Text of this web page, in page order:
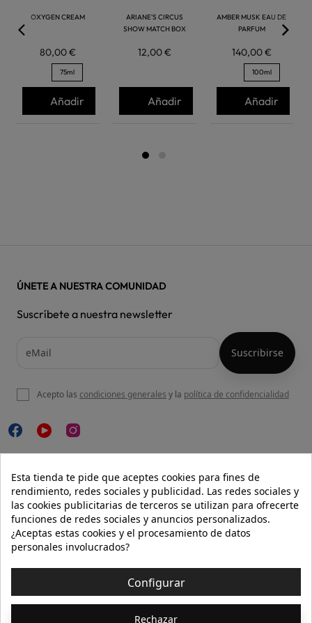
OXYGEN CREAM
80,00 €
75ml
Añadir
ARIANE'S CIRCUS
SHOW MATCH BOX
12,00 €
Añadir
AMBER MUSK EAU DE
PARFUM
140,00 €
100ml
Añadir
NUESTRA WEB
AYUDA
INFORMACIÓN 
ÚNETE A NUESTRA COMUNIDAD
Suscríbete a nuestra newsletter
Acepto las condiciones generales y la política de confidencialidad
Esta tienda te pide que aceptes cookies para fines de
rendimiento, redes sociales y publicidad. Las redes sociales y
las cookies publicitarias de terceros se utilizan para ofrecerte
funciones de redes sociales y anuncios personalizados.
¿Aceptas estas cookies y el procesamiento de datos
personales involucrados?
Configurar
Rechazar